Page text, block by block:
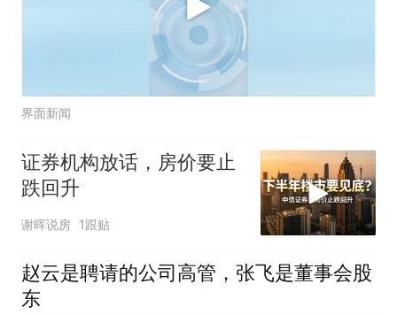
界面新闻
证券机构放话，房价要止
跌回升
谢晖说房 1跟贴
赵云是聘请的公司高管，张飞是董事会股
东